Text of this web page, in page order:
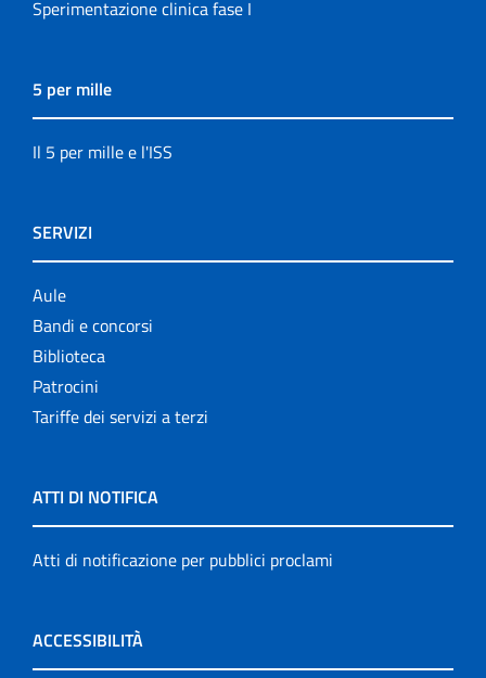
Sperimentazione clinica fase I
5 per mille
Il 5 per mille e l'ISS
SERVIZI
Aule
Bandi e concorsi
Biblioteca
Patrocini
Tariffe dei servizi a terzi
ATTI DI NOTIFICA
Atti di notificazione per pubblici proclami
ACCESSIBILITÀ